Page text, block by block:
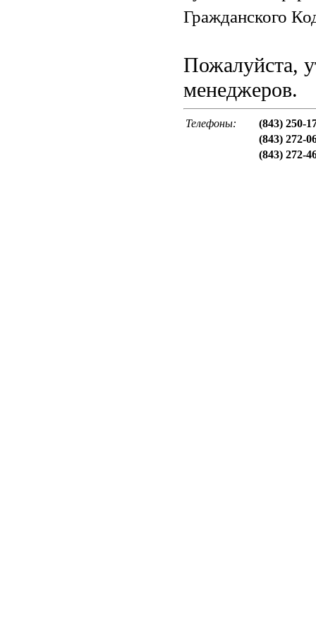
Гражданского
Пожалуйста,
менеджеров.
Телефоны:
(843) 250-
(843) 272-
(843) 272-